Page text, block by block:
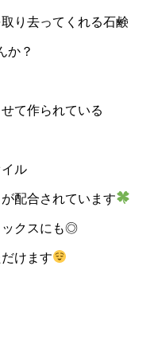
り去ってくれる石鹸
か？
て作られている
ル
配合されています
ックスにも◎
けます